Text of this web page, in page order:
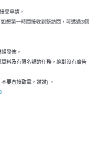
受申請，
想第一時間接收到新訪問，可透過3個
發佈，
料及有限名額的任務，絶對沒有廣告
要直接致電，謝謝) 。